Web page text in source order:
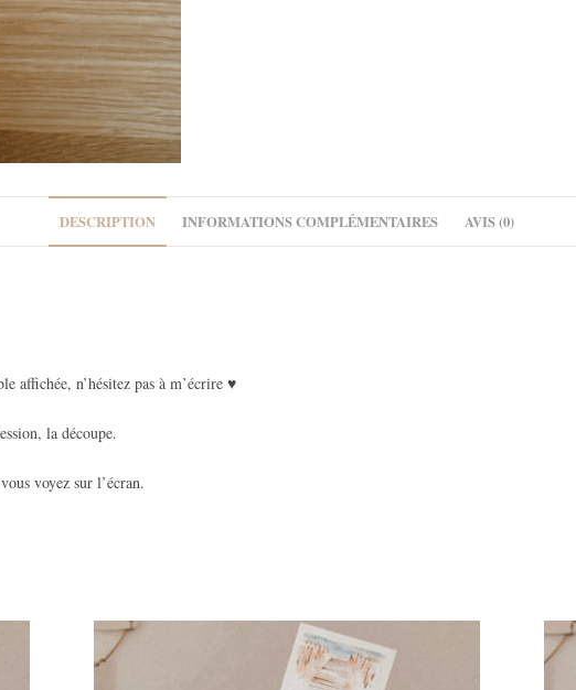
DESCRIPTION INFORMATIONS COMPLÉMENTAIRES AVIS (0)
affichée, n’hésitez pas à m’écrire ♥
la découpe.
voyez sur l’écran.